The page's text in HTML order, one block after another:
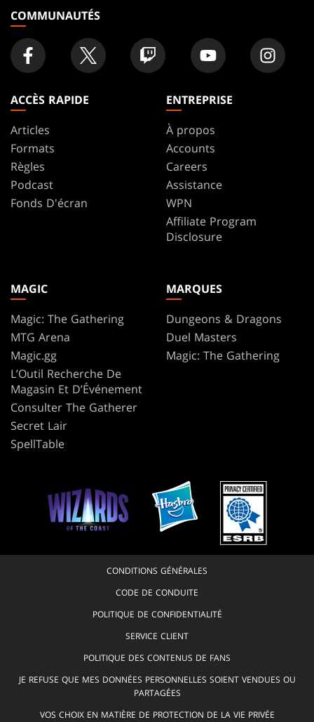
COMMUNAUTÉS
ACCÈS RAPIDE
Articles
Formats
Règles
Podcast
Fonds D'écran
ENTREPRISE
À propos
Accounts
Careers
Assistance
WPN
Affiliate Program
Disclosure
MAGIC
Magic: The Gathering
MTG Arena
Magic.gg
L’Outil Recherche De
Magasin Et D’Événement
Consulter The Gatherer
Secret Lair
SpellTable
MARQUES
Dungeons & Dragons
Duel Masters
Magic: The Gathering
CONDITIONS GÉNÉRALES
CODE DE CONDUITE
POLITIQUE DE CONFIDENTIALITÉ
SERVICE CLIENT
POLITIQUE DES CONTENUS DE FANS
JE REFUSE QUE MES DONNÉES PERSONNELLES SOIENT VENDUES OU
PARTAGÉES
VOS CHOIX EN MATIÈRE DE PROTECTION DE LA VIE PRIVÉE